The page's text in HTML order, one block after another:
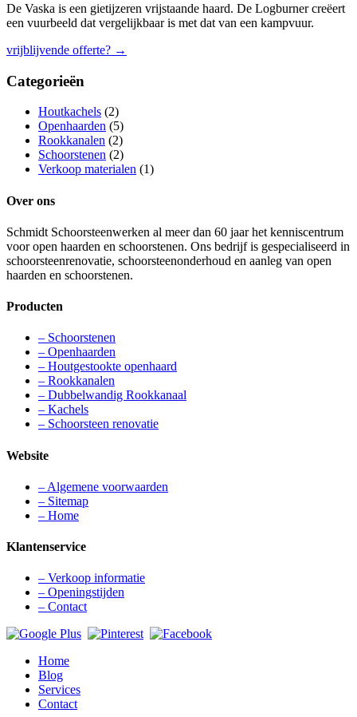
De Vaska is een gietijzeren vrijstaande haard. De Logburner creëert
een vuurbeeld dat vergelijkbaar is met dat van een kampvuur.
vrijblijvende offerte? →
Categorieën
Houtkachels (2)
Openhaarden (5)
Rookkanalen (2)
Schoorstenen (2)
Verkoop materialen (1)
Over ons
Schmidt Schoorsteenwerken al meer dan 60 jaar het kenniscentrum
voor open haarden en schoorstenen. Ons bedrijf is gespecialiseerd in
schoorsteenrenovatie, schoorsteenonderhoud en aanleg van open
haarden en schoorstenen.
Producten
– Schoorstenen
– Openhaarden
– Houtgestookte openhaard
– Rookkanalen
– Dubbelwandig Rookkanaal
– Kachels
– Schoorsteen renovatie
Website
– Algemene voorwaarden
– Sitemap
– Home
Klantenservice
– Verkoop informatie
– Openingstijden
– Contact
Home
Blog
Services
Contact